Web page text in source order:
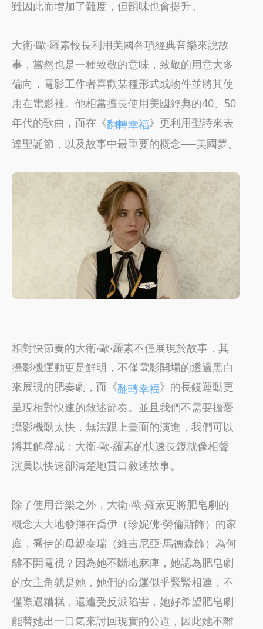
雖因此而增加了難度，但韻味也會提升。
大衛‧歐‧羅素較長利用美國各項經典音樂來說故
事，當然也是一種致敬的意味，致敬的用意大多
偏向，電影工作者喜歡某種形式或物件並將其使
用在電影裡。他相當擅長使用美國經典的40、50
年代的歌曲，而在《翻轉幸福》更利用聖詩來表
達聖誕節，以及故事中最重要的概念──美國夢。
相對快節奏的大衛‧歐‧羅素不僅展現於故事，其
攝影機運動更是鮮明，不僅電影開場的透過黑白
來展現的肥奏劇，而《翻轉幸福》的長鏡運動更
呈現相對快速的敘述節奏。並且我們不需要擔憂
攝影機動太快，無法跟上畫面的演進，我們可以
將其解釋成：大衛‧歐‧羅素的快速長鏡就像相聲
演員以快速卻清楚地貫口敘述故事。
除了使用音樂之外，大衛‧歐‧羅素更將肥皂劇的
概念大大地發揮在喬伊（珍妮佛‧勞倫斯飾）的家
庭，喬伊的母親泰瑞（維吉尼亞·馬德森飾）為何
離不開電視？因為她不斷地麻痺，她認為肥皂劇
的女主角就是她，她們的命運似乎緊緊相連，不
僅際遇糟糕，還遭受反派陷害，她好希望肥皂劇
能替她出一口氣來討回現實的公道，因此她不離